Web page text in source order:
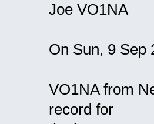
Joe VO1NA
On Sun, 9 Sep
VO1NA from
record for